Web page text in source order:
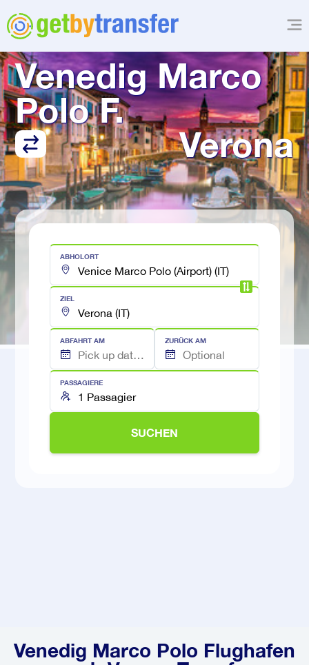
TRANSFER VON
Venedig Marco
Polo F.
Verona
ABHOLORT
ZIEL
ABFAHRT AM ZURÜCK AM
PASSAGIERE
SUCHEN
Venedig Marco Polo Flughafen